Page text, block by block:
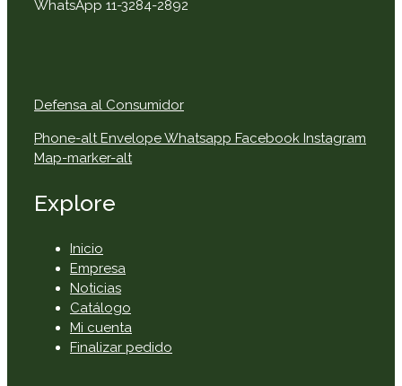
WhatsApp 11-3284-2892
Defensa al Consumidor
Phone-alt EnvelopeWhatsapp Facebook Instagram
Map-marker-alt
Explore
Inicio
Empresa
Noticias
Catálogo
Mi cuenta
Finalizar pedido